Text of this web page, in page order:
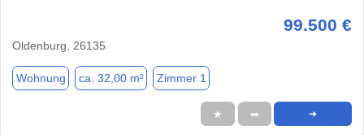
99.500 €
Oldenburg, 26135
Wohnung ca. 32,00 m² Zimmer 1
★ ➦ ➜